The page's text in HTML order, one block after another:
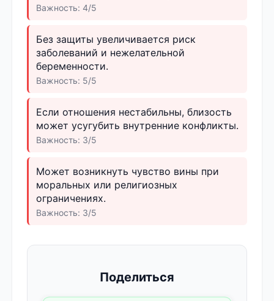
Важность: 4/5
Без защиты увеличивается риск
заболеваний и нежелательной
беременности.
Важность: 5/5
Если отношения нестабильны, близость
может усугубить внутренние конфликты.
Важность: 3/5
Может возникнуть чувство вины при
моральных или религиозных
ограничениях.
Важность: 3/5
Поделиться